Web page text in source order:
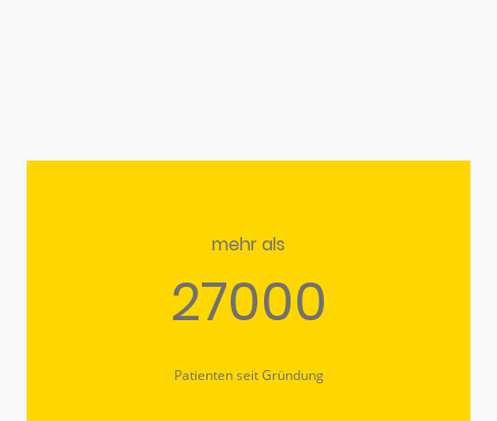
mehr als
27000
Patienten seit Gründung